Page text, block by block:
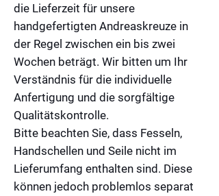
die Lieferzeit für unsere
handgefertigten Andreaskreuze in
der Regel zwischen ein bis zwei
Wochen beträgt. Wir bitten um Ihr
Verständnis für die individuelle
Anfertigung und die sorgfältige
Qualitätskontrolle.
Bitte beachten Sie, dass Fesseln,
Handschellen und Seile nicht im
Lieferumfang enthalten sind. Diese
können jedoch problemlos separat